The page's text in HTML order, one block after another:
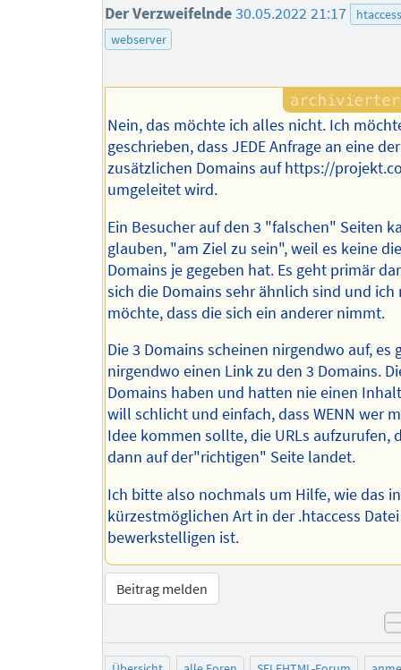
Der Verzweifelnde30.05.2022 21:17
htaccess
webserver
Nein, das möchte ich alles nicht. Ich
geschrieben, dass JEDE Anfrage an eine
zusätzlichen Domains auf https://
umgeleitet wird.
Ein Besucher auf den 3 "falschen" Seiten
glauben, "am Ziel zu sein", weil es keine
Domains je gegeben hat. Es geht primär
sich die Domains sehr ähnlich sind und ich
möchte, dass die sich ein anderer nimmt.
Die 3 Domains scheinen nirgendwo auf, es
nirgendwo einen Link zu den 3 Domains.
Domains haben und hatten nie einen
will schlicht und einfach, dass WENN wer
Idee kommen sollte, die URLs aufzurufen,
dann auf der"richtigen" Seite landet.
Ich bitte also nochmals um Hilfe, wie das
kürzestmöglichen Art in der .htaccess
bewerkstelligen ist.
Beitrag melden